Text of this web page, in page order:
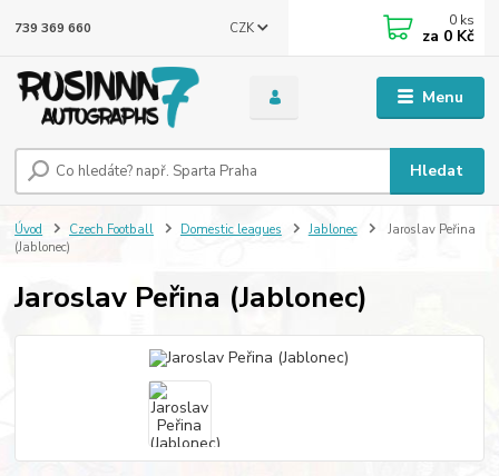
Menu
CZK
Hledat
739 369 660 0 ks
za 0 Kč
Úvod Czech Football Domestic leagues Jablonec
Jaroslav Peřina
(Jablonec)
Jaroslav Peřina (Jablonec)